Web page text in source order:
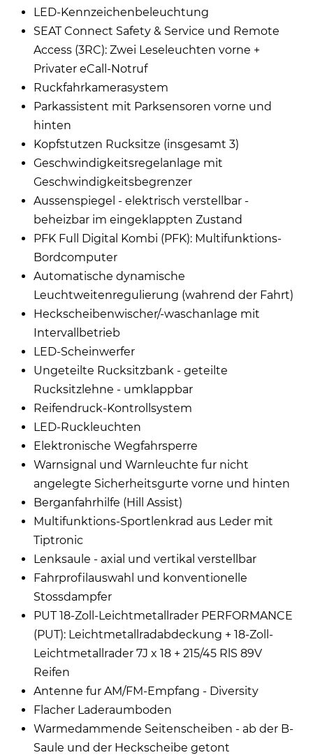
LED-Kennzeichenbeleuchtung
SEAT Connect Safety & Service und Remote
Access (3RC): Zwei Leseleuchten vorne +
Privater eCall-Notruf
Ruckfahrkamerasystem
Parkassistent mit Parksensoren vorne und
hinten
Kopfstutzen Rucksitze (insgesamt 3)
Geschwindigkeitsregelanlage mit
Geschwindigkeitsbegrenzer
Aussenspiegel - elektrisch verstellbar -
beheizbar im eingeklappten Zustand
PFK Full Digital Kombi (PFK): Multifunktions-
Bordcomputer
Automatische dynamische
Leuchtweitenregulierung (wahrend der Fahrt)
Heckscheibenwischer/-waschanlage mit
Intervallbetrieb
LED-Scheinwerfer
Ungeteilte Rucksitzbank - geteilte
Rucksitzlehne - umklappbar
Reifendruck-Kontrollsystem
LED-Ruckleuchten
Elektronische Wegfahrsperre
Warnsignal und Warnleuchte fur nicht
angelegte Sicherheitsgurte vorne und hinten
Berganfahrhilfe (Hill Assist)
Multifunktions-Sportlenkrad aus Leder mit
Tiptronic
Lenksaule - axial und vertikal verstellbar
Fahrprofilauswahl und konventionelle
Stossdampfer
PUT 18-Zoll-Leichtmetallrader PERFORMANCE
(PUT): Leichtmetallradabdeckung + 18-Zoll-
Leichtmetallrader 7J x 18 + 215/45 RlS 89V
Reifen
Antenne fur AM/FM-Empfang - Diversity
Flacher Laderaumboden
Warmedammende Seitenscheiben - ab der B-
Saule und der Heckscheibe getont